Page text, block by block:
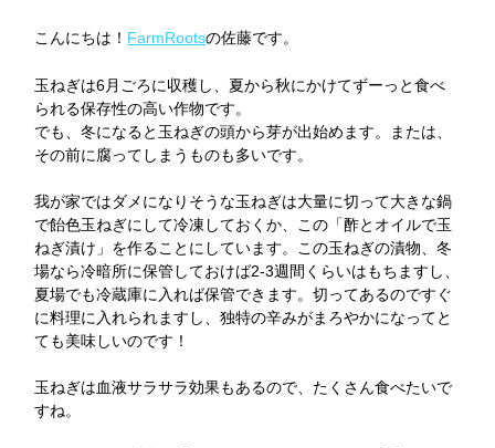
こんにちは！ FarmRootsの佐藤です。
玉ねぎは6月ごろに収穫し、夏から秋にかけてずーっと食べ
られる保存性の高い作物です。
でも、冬になると玉ねぎの頭から芽が出始めます。または、
その前に腐ってしまうものも多いです。
我が家ではダメになりそうな玉ねぎは大量に切って大きな鍋
で飴色玉ねぎにして冷凍しておくか、この「酢とオイルで玉
ねぎ漬け」を作ることにしています。この玉ねぎの漬物、冬
場なら冷暗所に保管しておけば2-3週間くらいはもちますし、
夏場でも冷蔵庫に入れば保管できます。切ってあるのですぐ
に料理に入れられますし、独特の辛みがまろやかになってと
ても美味しいのです！
玉ねぎは血液サラサラ効果もあるので、たくさん食べたいで
すね。